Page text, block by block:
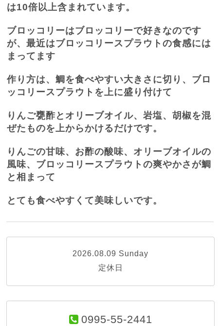
は10倍以上含まれています。
ブロッコリーはブロッコリーで好きなのです
が、最近はブロッコリースプラウトの食感には
まってます
作り方は、鯛を食べやすい大きさに切り、ブロ
ッコリースプラウトを上に盛り付けて
りんご甕酢とオリーブオイル、岩塩、胡椒を混
ぜたものを上からかけるだけです。
りんごの甘味、お酢の酸味、オリーブオイルの
風味、ブロッコリースプラウトの爽やかさが鯛
と相まって
とても食べやすくて美味しいです。
2026.08.09 Sunday
定休日
0995-55-2441